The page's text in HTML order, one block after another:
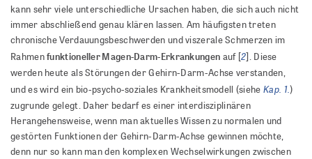
kann sehr viele unterschiedliche Ursachen haben, die sich auch nicht
immer abschließend genau klären lassen. Am häufigsten treten
chronische Verdauungsbeschwerden und viszerale Schmerzen im
Rahmenfunktioneller Magen-Darm-Erkrankungen auf [2]. Diese
werden heute als Störungen der Gehirn-Darm-Achse verstanden,
und es wird ein bio-psycho-soziales Krankheitsmodell (siehe Kap. 1.)
zugrunde gelegt. Daher bedarf es einer interdisziplinären
Herangehensweise, wenn man aktuelles Wissen zu normalen und
gestörten Funktionen der Gehirn-Darm-Achse gewinnen möchte,
denn nur so kann man den komplexen Wechselwirkungen zwischen